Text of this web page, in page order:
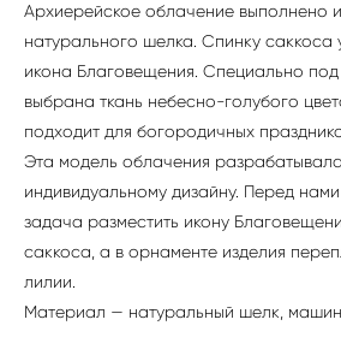
Архиерейское облачение выполнено
натурального шелка. Спинку саккоса
икона Благовещения. Специально под
выбрана ткань небесно-голубого
подходит для богородичных
Эта модель облачения
индивидуальному дизайну. Перед
задача разместить икону
саккоса, а в орнаменте изделия
лилии.
Материал — натуральный шелк,